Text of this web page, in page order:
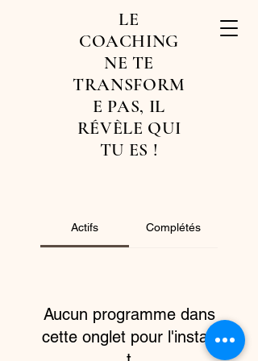
LE
COACHING
NE TE
TRANSFORM
E PAS, IL
RÉVÈLE QUI
TU ES !
Actifs Complétés
Aucun programme dans
cette onglet pour l'instan